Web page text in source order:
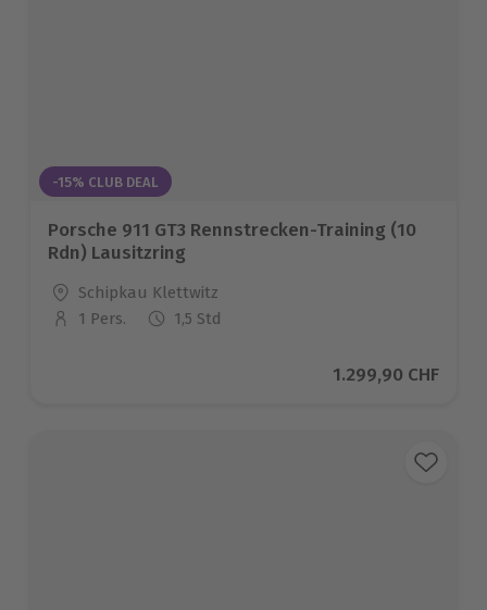
-15% CLUB DEAL
Porsche 911 GT3 Rennstrecken-Training (10
Rdn) Lausitzring
Standort
Schipkau Klettwitz
Anzahl der Teilnehmer
1 Pers. 1,5 Std
Aktueller Preis
1.299,90 CHF